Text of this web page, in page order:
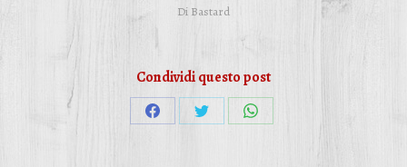
Di Bastard
Condividi questo post
CondividiCondividiCondividi